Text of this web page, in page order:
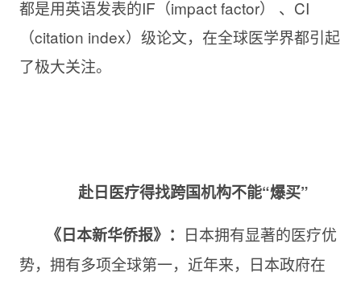
都是用英语发表的IF（impact factor） 、CI
（citation index）级论文，在全球医学界都引起
了极大关注。
赴日医疗得找跨国机构不能“爆买”
《日本新华侨报》： 日本拥有显著的医疗优
势，拥有多项全球第一，近年来，日本政府在